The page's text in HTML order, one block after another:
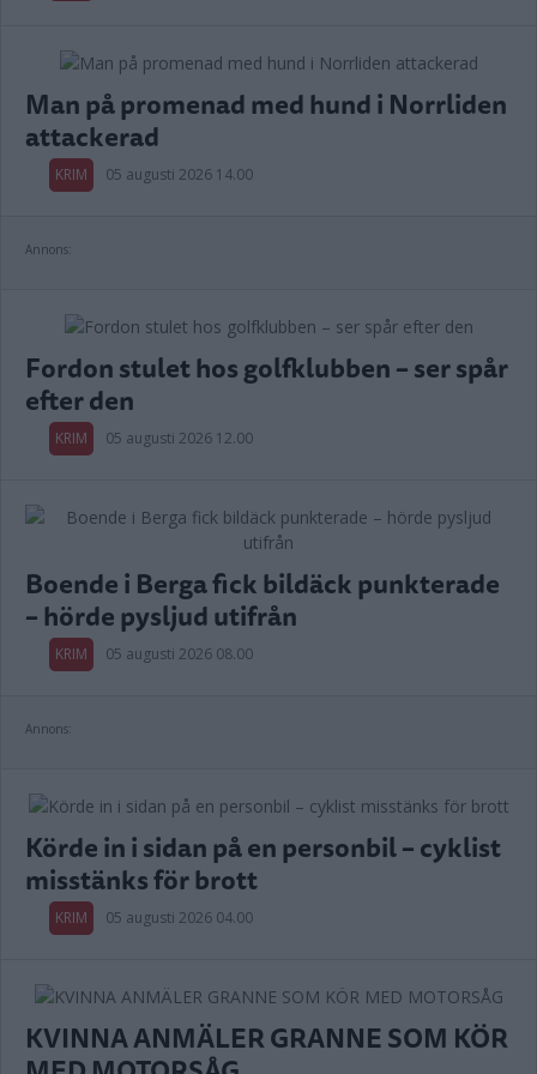
Man på promenad med hund i Norrliden
attackerad
KRIM 05 augusti 2026 14.00
Annons:
Fordon stulet hos golfklubben – ser spår
efter den
KRIM 05 augusti 2026 12.00
Boende i Berga fick bildäck punkterade
– hörde pysljud utifrån
KRIM 05 augusti 2026 08.00
Annons:
Körde in i sidan på en personbil – cyklist
misstänks för brott
KRIM 05 augusti 2026 04.00
KVINNA ANMÄLER GRANNE SOM KÖR